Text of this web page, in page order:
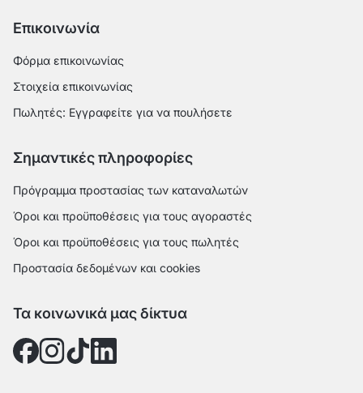
Επικοινωνία
Φόρμα επικοινωνίας
Στοιχεία επικοινωνίας
Πωλητές: Εγγραφείτε για να πουλήσετε
Σημαντικές πληροφορίες
Πρόγραμμα προστασίας των καταναλωτών
Όροι και προϋποθέσεις για τους αγοραστές
Όροι και προϋποθέσεις για τους πωλητές
Προστασία δεδομένων και cookies
Τα κοινωνικά μας δίκτυα